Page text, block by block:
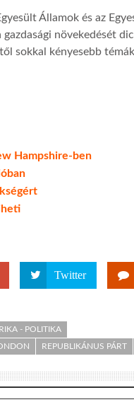
Államok és az
növekedését
sokkal kényesebb
Hampshire-ben
Twitter
- POLITIKA
REPUBLIKÁNUS PÁRT